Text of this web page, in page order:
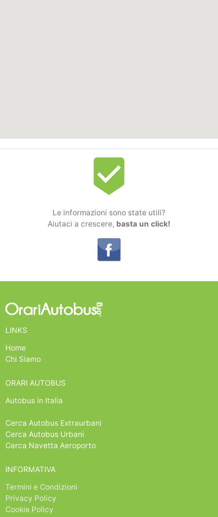
beenhere
Le informazioni sono state utili?
Aiutaci a crescere, basta un click!
LINKS
Home
Chi Siamo
ORARI AUTOBUS
Autobus in Italia
Cerca Autobus Extraurbani
Cerca Autobus Urbani
Cerca Navetta Aeroporto
INFORMATIVA
Termini e Condizioni
Privacy Policy
Cookie Policy